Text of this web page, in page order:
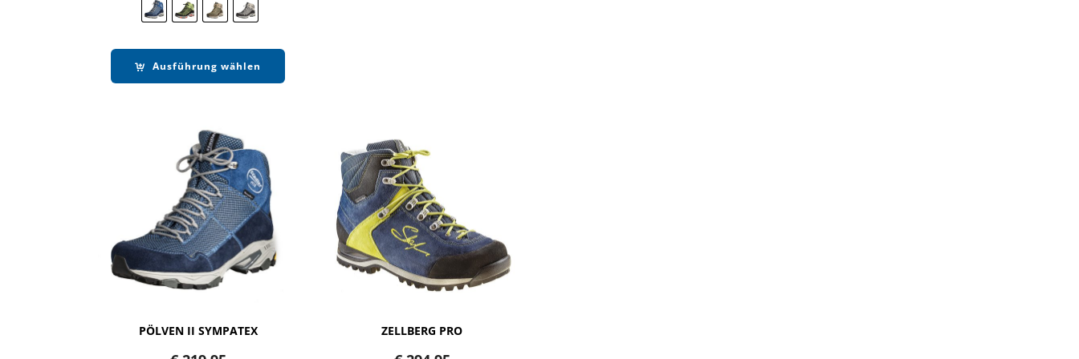
€ 219,95
€ 164,90.
Ausführung wählen
PÖLVEN II SYMPATEX ZELLBERG PRO